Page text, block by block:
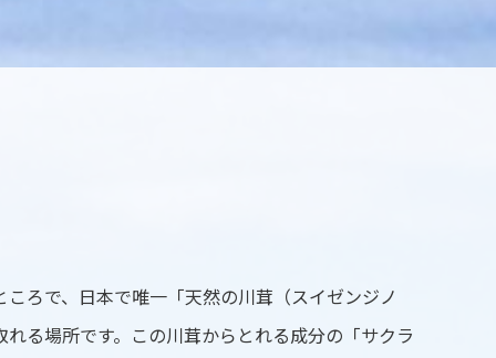
ろで、日本で唯一「天然の川茸（スイゼンジノ
る場所です。この川茸からとれる成分の「サクラ